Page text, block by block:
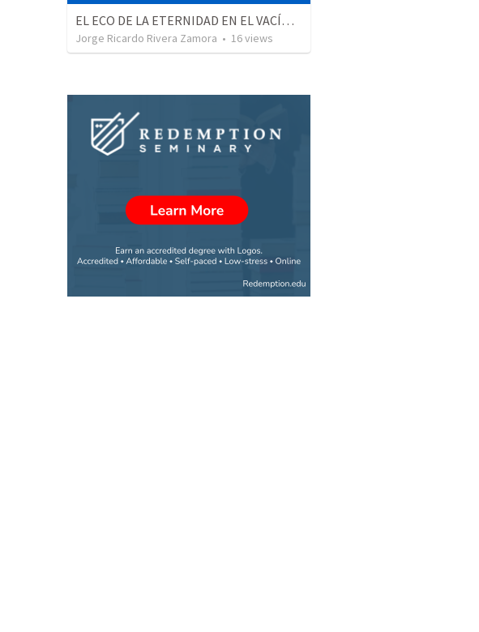
EL ECO DE LA ETERNIDAD EN EL VACÍO DE TU CORAZÓN
Jorge Ricardo Rivera Zamora • 16views